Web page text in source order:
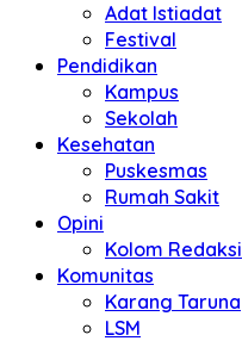
Adat Istiadat
Festival
Pendidikan
Kampus
Sekolah
Kesehatan
Puskesmas
Rumah Sakit
Opini
Kolom Redaksi
Komunitas
Karang Taruna
LSM